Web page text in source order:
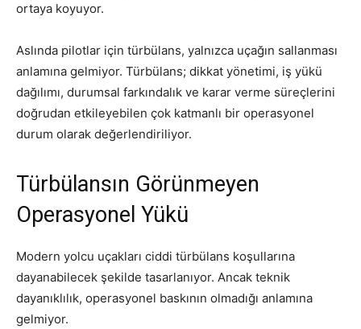
ortaya koyuyor.
Aslında pilotlar için türbülans, yalnızca uçağın sallanması
anlamına gelmiyor. Türbülans; dikkat yönetimi, iş yükü
dağılımı, durumsal farkındalık ve karar verme süreçlerini
doğrudan etkileyebilen çok katmanlı bir operasyonel
durum olarak değerlendiriliyor.
Türbülansın Görünmeyen
Operasyonel Yükü
Modern yolcu uçakları ciddi türbülans koşullarına
dayanabilecek şekilde tasarlanıyor. Ancak teknik
dayanıklılık, operasyonel baskının olmadığı anlamına
gelmiyor.